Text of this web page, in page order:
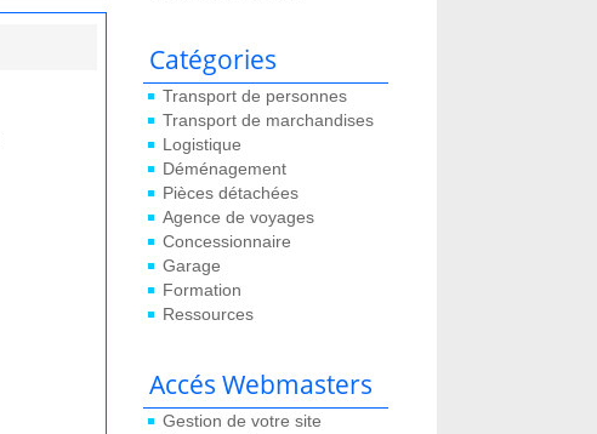
Catégories
Transport de personnes
Transport de marchandises
Logistique
Déménagement
Pièces détachées
Agence de voyages
Concessionnaire
Garage
Formation
Ressources
Accés Webmasters
Gestion de votre site